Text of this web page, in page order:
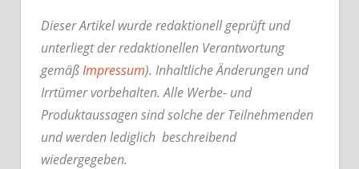
Dieser Artikel wurde redaktionell geprüft und
unterliegt der redaktionellen Verantwortung
gemäßImpressum). Inhaltliche Änderungen und
Irrtümer vorbehalten. Alle Werbe- und
Produktaussagen sind solche der Teilnehmenden
und werden lediglich beschreibend
wiedergegeben.